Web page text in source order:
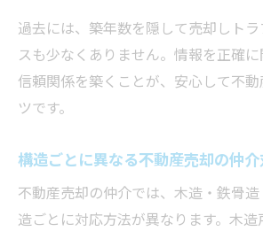
過去には、築年数を隠して売却しト
スも少なくありません。情報を正確
信頼関係を築くことが、安心して不
ツです。
構造ごとに異なる不動産売却の仲介
不動産売却の仲介では、木造・鉄骨造
造ごとに対応方法が異なります。木造